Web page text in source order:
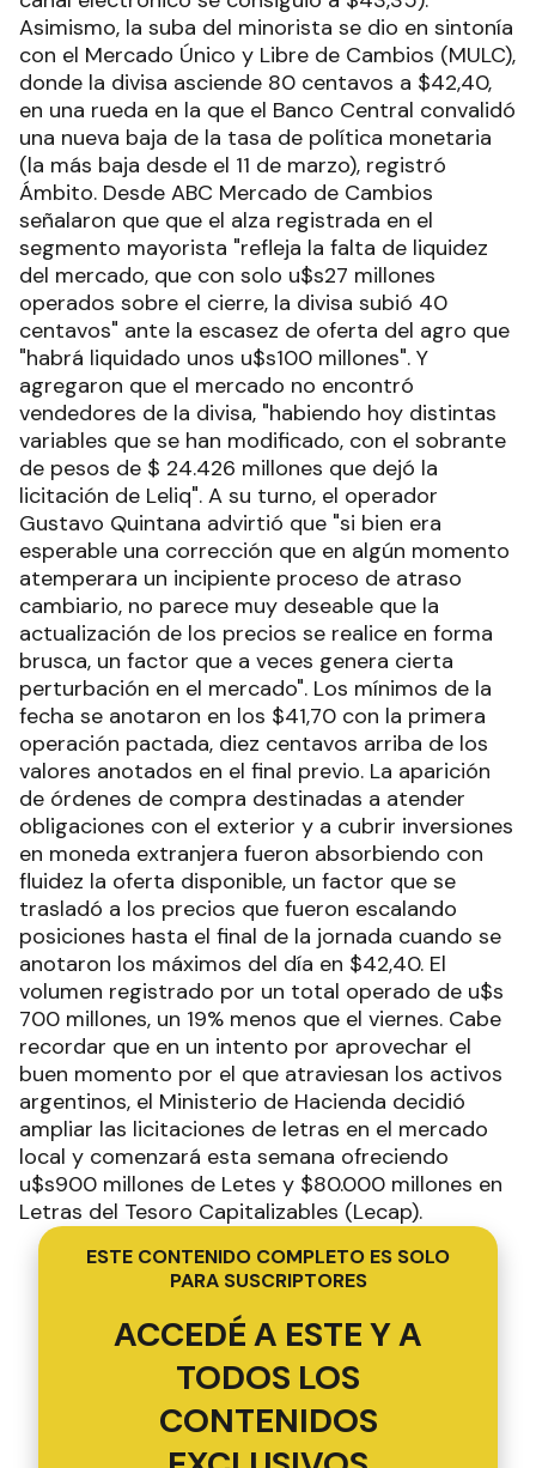
Asimismo, la suba del minorista se dio en sintonía
con el Mercado Único y Libre de Cambios (MULC),
donde la divisa asciende 80 centavos a $42,40,
en una rueda en la que el Banco Central convalidó
una nueva baja de la tasa de política monetaria
(la más baja desde el 11 de marzo), registró
Ámbito. Desde ABC Mercado de Cambios
señalaron que que el alza registrada en el
segmento mayorista "refleja la falta de liquidez
del mercado, que con solo u$s27 millones
operados sobre el cierre, la divisa subió 40
centavos" ante la escasez de oferta del agro que
"habrá liquidado unos u$s100 millones". Y
agregaron que el mercado no encontró
vendedores de la divisa, "habiendo hoy distintas
variables que se han modificado, con el sobrante
de pesos de $ 24.426 millones que dejó la
licitación de Leliq". A su turno, el operador
Gustavo Quintana advirtió que "si bien era
esperable una corrección que en algún momento
atemperara un incipiente proceso de atraso
cambiario, no parece muy deseable que la
actualización de los precios se realice en forma
brusca, un factor que a veces genera cierta
perturbación en el mercado". Los mínimos de la
fecha se anotaron en los $41,70 con la primera
operación pactada, diez centavos arriba de los
valores anotados en el final previo. La aparición
de órdenes de compra destinadas a atender
obligaciones con el exterior y a cubrir inversiones
en moneda extranjera fueron absorbiendo con
fluidez la oferta disponible, un factor que se
trasladó a los precios que fueron escalando
posiciones hasta el final de la jornada cuando se
anotaron los máximos del día en $42,40. El
volumen registrado por un total operado de u$s
700 millones, un 19% menos que el viernes. Cabe
recordar que en un intento por aprovechar el
buen momento por el que atraviesan los activos
argentinos, el Ministerio de Hacienda decidió
ampliar las licitaciones de letras en el mercado
local y comenzará esta semana ofreciendo
u$s900 millones de Letes y $80.000 millones en
Letras del Tesoro Capitalizables (Lecap).
ESTE CONTENIDO COMPLETO ES SOLO
PARA SUSCRIPTORES
ACCEDÉ A ESTE Y A
TODOS LOS
CONTENIDOS